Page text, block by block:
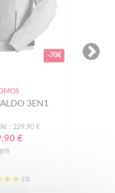
-70€
3EN1
: 229.90 €
€
gris
(3)